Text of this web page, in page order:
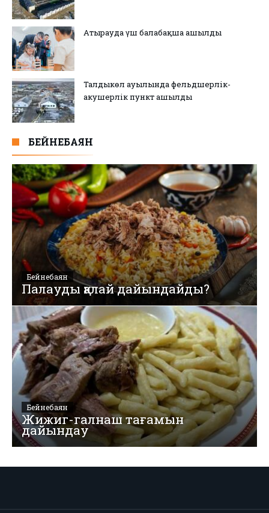
Атырауда үш балабақша ашылды
Талдыкөл ауылында фельдшерлік-
акушерлік пункт ашылды
БЕЙНЕБАЯН
Бейнебаян
Палауды қалай дайындайды?
Бейнебаян
Жижиг-галнаш тағамын
дайындау